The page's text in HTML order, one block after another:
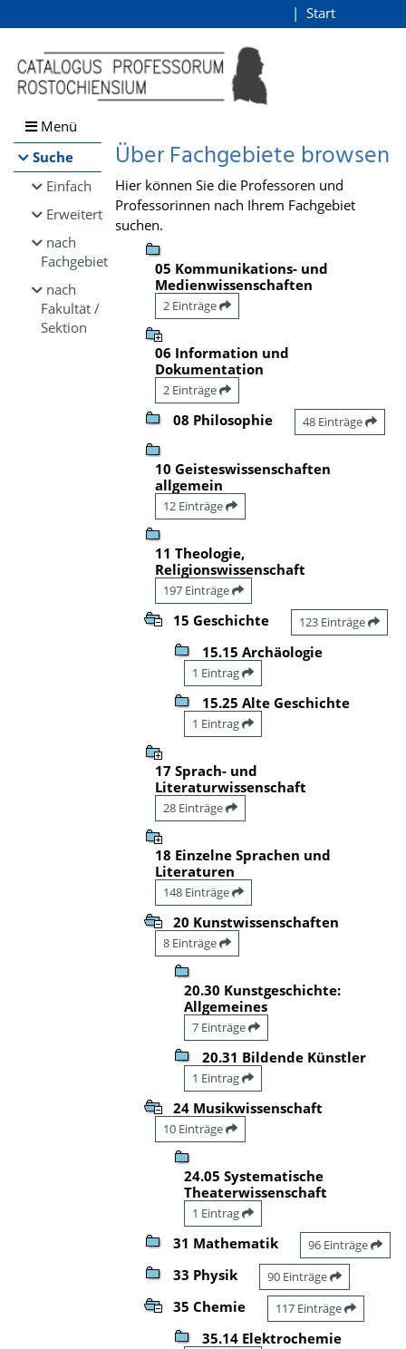
Browsen
direkt zum Inhalt
Start
Menü
Suche
Einfach
Erweitert
nach
Fachgebiet
nach
Fakultät /
Sektion
Über Fachgebiete browsen
Hier können Sie die Professoren und
Professorinnen nach Ihrem Fachgebiet
suchen.
05 Kommunikations- und
Medienwissenschaften
2 Einträge
06 Information und
Dokumentation
2 Einträge
08 Philosophie 48 Einträge
10 Geisteswissenschaften
allgemein
12 Einträge
11 Theologie,
Religionswissenschaft
197 Einträge
15 Geschichte 123 Einträge
15.15 Archäologie
1 Eintrag
15.25 Alte Geschichte
1 Eintrag
17 Sprach- und
Literaturwissenschaft
28 Einträge
18 Einzelne Sprachen und
Literaturen
148 Einträge
20 Kunstwissenschaften
8 Einträge
20.30 Kunstgeschichte:
Allgemeines
7 Einträge
20.31 Bildende Künstler
1 Eintrag
24 Musikwissenschaft
10 Einträge
24.05 Systematische
Theaterwissenschaft
1 Eintrag
31 Mathematik 96 Einträge
33 Physik 90 Einträge
35 Chemie 117 Einträge
35.14 Elektrochemie